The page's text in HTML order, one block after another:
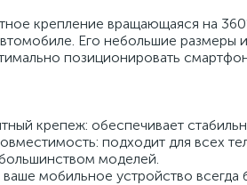
крепление вращающаяся на
Его небольшие
позиционировать
крепеж: обеспечивает
подходит для всех
моделей.
мобильное устройство всегда